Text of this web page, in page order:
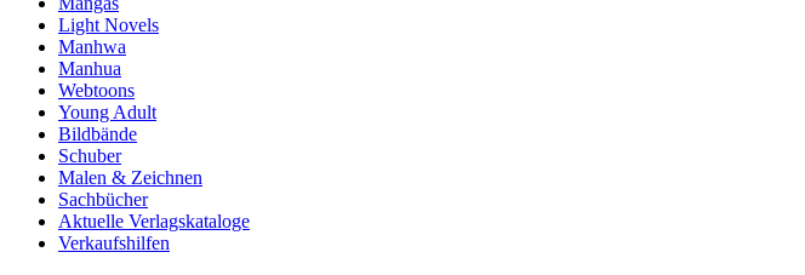
Light Novels
Manhwa
Manhua
Webtoons
Young Adult
Bildbände
Schuber
Malen & Zeichnen
Sachbücher
Aktuelle Verlagskataloge
Verkaufshilfen